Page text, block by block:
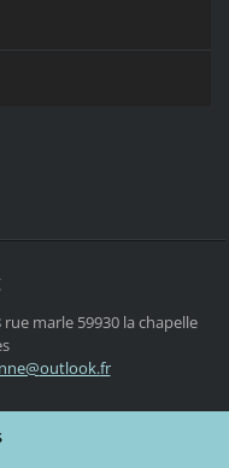
marle59930 la chapelle
outlook.fr